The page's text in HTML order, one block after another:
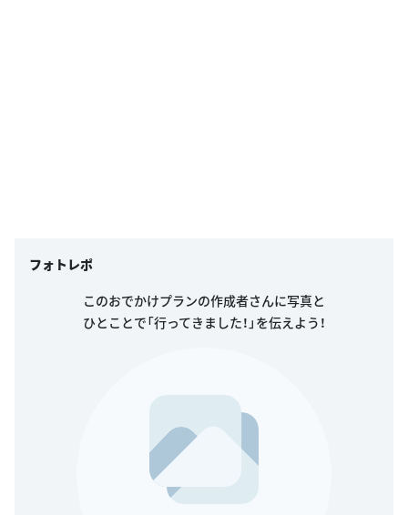
フォトレポ
このおでかけプランの作成者さんに写真と
ひとことで「行ってきました！」を伝えよう！